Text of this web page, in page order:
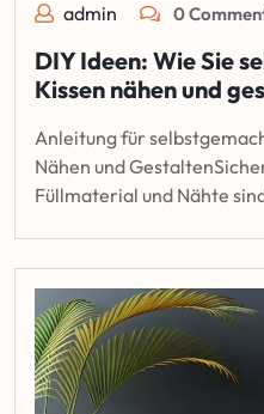
admin 0
DIY Ideen: Wie Sie
Kissen nähen und
Anleitung für
Nähen und
Füllmaterial und Nähte